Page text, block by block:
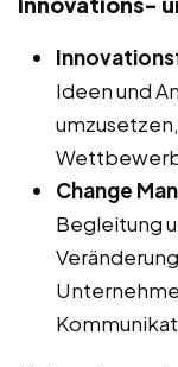
Ideen und
Change
Begleitung